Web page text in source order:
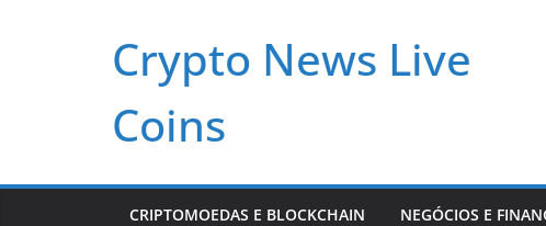
Crypto News Live
Coins
CRIPTOMOEDAS E BLOCKCHAIN NEGÓCIOS E